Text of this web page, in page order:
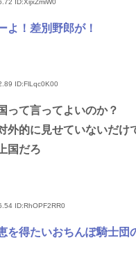
ID:XijxZmiW0
よ！差別野郎が！
ID:FlLqc0K00
って言ってよいのか？
外的に見せていないだけ
国だろ
ID:RhOPF2RR0
を得たいおちんぽ騎士団